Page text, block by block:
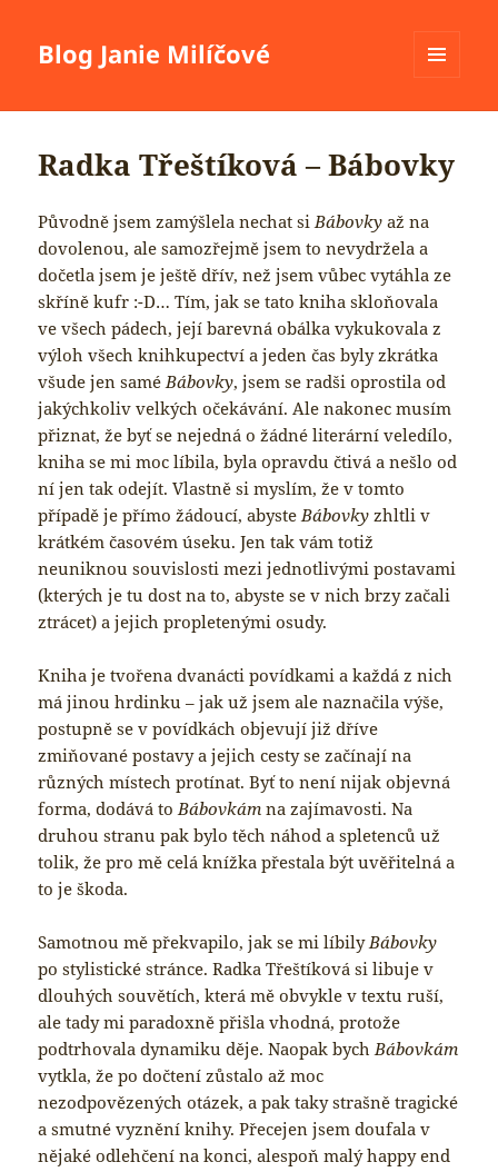
Blog Janie Milíčové
Radka Třeštíková – Bábovky
Původně jsem zamýšlela nechat siBábovky až na
dovolenou, ale samozřejmě jsem to nevydržela a
dočetla jsem je ještě dřív, než jsem vůbec vytáhla ze
skříně kufr :-D… Tím, jak se tato kniha skloňovala
ve všech pádech, její barevná obálka vykukovala z
výloh všech knihkupectví a jeden čas byly zkrátka
všude jen saméBábovky, jsem se radši oprostila od
jakýchkoliv velkých očekávání. Ale nakonec musím
přiznat, že byť se nejedná o žádné literární veledílo,
kniha se mi moc líbila, byla opravdu čtivá a nešlo od
ní jen tak odejít. Vlastně si myslím, že v tomto
případě je přímo žádoucí, abysteBábovky zhltli v
krátkém časovém úseku. Jen tak vám totiž
neuniknou souvislosti mezi jednotlivými postavami
(kterých je tu dost na to, abyste se v nich brzy začali
ztrácet) a jejich propletenými osudy.
Kniha je tvořena dvanácti povídkami a každá z nich
má jinou hrdinku – jak už jsem ale naznačila výše,
postupně se v povídkách objevují již dříve
zmiňované postavy a jejich cesty se začínají na
různých místech protínat. Byť to není nijak objevná
forma, dodává toBábovkám na zajímavosti. Na
druhou stranu pak bylo těch náhod a spletenců už
tolik, že pro mě celá knížka přestala být uvěřitelná a
to je škoda.
Samotnou mě překvapilo, jak se mi líbilyBábovky
po stylistické stránce. Radka Třeštíková si libuje v
dlouhých souvětích, která mě obvykle v textu ruší,
ale tady mi paradoxně přišla vhodná, protože
podtrhovala dynamiku děje. Naopak bychBábovkám
vytkla, že po dočtení zůstalo až moc
nezodpovězených otázek, a pak taky strašně tragické
a smutné vyznění knihy. Přecejen jsem doufala v
nějaké odlehčení na konci, alespoň malý happy end